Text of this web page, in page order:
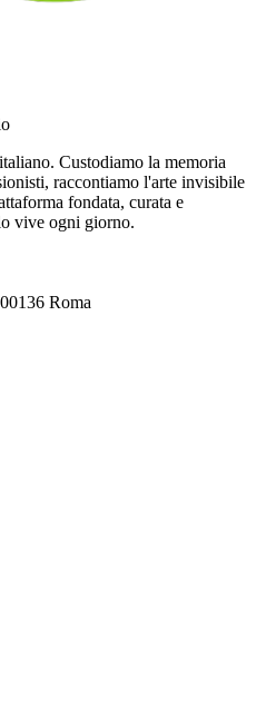
Custodiamo la memoria
raccontiamo l'arte invisibile
fondata, curata e
vive ogni giorno.
Roma